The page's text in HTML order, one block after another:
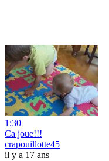
1:30
Ca joue!!!
crapouillotte45
il y a 17 ans